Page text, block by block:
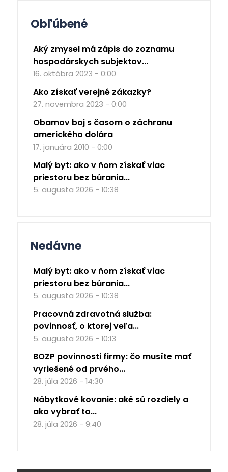
Obľúbené
Aký zmysel má zápis do zoznamu
hospodárskych subjektov...
16. októbra 2023 - 0:00
Ako získať verejné zákazky?
27. novembra 2023 - 0:00
Obamov boj s časom o záchranu
amerického dolára
17. januára 2010 - 0:00
Malý byt: ako v ňom získať viac
priestoru bez búrania...
5. augusta 2026 - 10:38
Nedávne
Malý byt: ako v ňom získať viac
priestoru bez búrania...
5. augusta 2026 - 10:38
Pracovná zdravotná služba:
povinnosť, o ktorej veľa...
5. augusta 2026 - 10:13
BOZP povinnosti firmy: čo musíte mať
vyriešené od prvého...
28. júla 2026 - 14:30
Nábytkové kovanie: aké sú rozdiely a
ako vybrať to...
28. júla 2026 - 9:40